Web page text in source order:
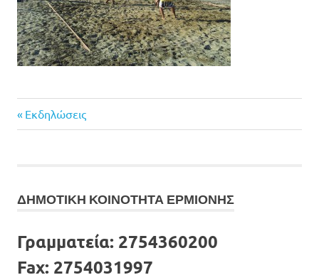
Πλοήγηση
Previous
Post:
Εκδηλώσεις
ΔΗΜΟΤΙΚΗ ΚΟΙΝΟΤΗΤΑ ΕΡΜΙΟΝΗΣ
Γραμματεία: 2754360200
Fax: 2754031997